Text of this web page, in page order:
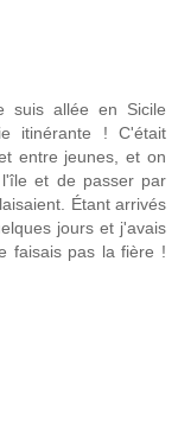
suis allée en Sicile
itinérante ! C'était
entre jeunes, et on
et de passer par
Étant arrivés
jours et j'avais
faisais pas la fière !